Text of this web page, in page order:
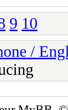
9 10
/